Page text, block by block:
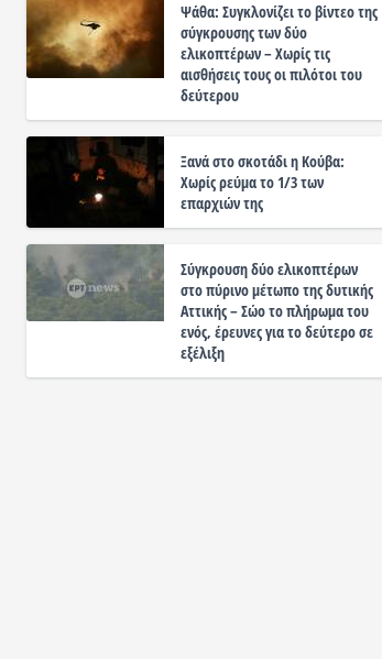
Ψάθα: Συγκλονίζει το βίντεο της
σύγκρουσης των δύο
ελικοπτέρων – Χωρίς τις
αισθήσεις τους οι πιλότοι του
δεύτερου
Ξανά στο σκοτάδι η Κούβα:
Χωρίς ρεύμα το 1/3 των
επαρχιών της
Σύγκρουση δύο ελικοπτέρων
στο πύρινο μέτωπο της δυτικής
Αττικής – Σώο το πλήρωμα του
ενός, έρευνες για το δεύτερο σε
εξέλιξη